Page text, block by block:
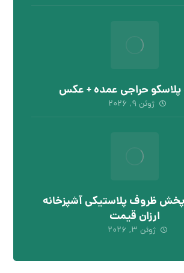
حراجی عمده + عکس
ژوئن ۹, ۲۰۲۶
پخش ظروف پلاستیکی آشپزخانه
ارزان قیمت
ژوئن ۳, ۲۰۲۶